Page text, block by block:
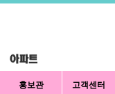
홍보관 고객센터